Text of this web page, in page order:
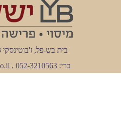
בית בש-פל, ז'בוטינסקי 18, ראשון לציון
ברי: 052-3210563 , Bery@ly-cpa.co.il